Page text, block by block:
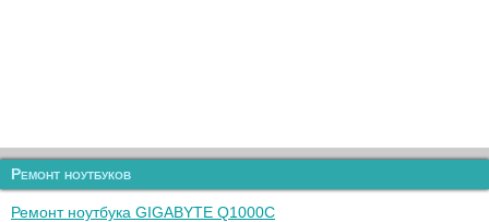
Ремонт ноутбуков
Ремонт ноутбука GIGABYTE Q1000C